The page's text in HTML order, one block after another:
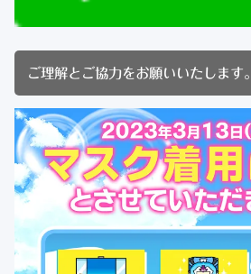
ご理解とご協力をお願いいたします。